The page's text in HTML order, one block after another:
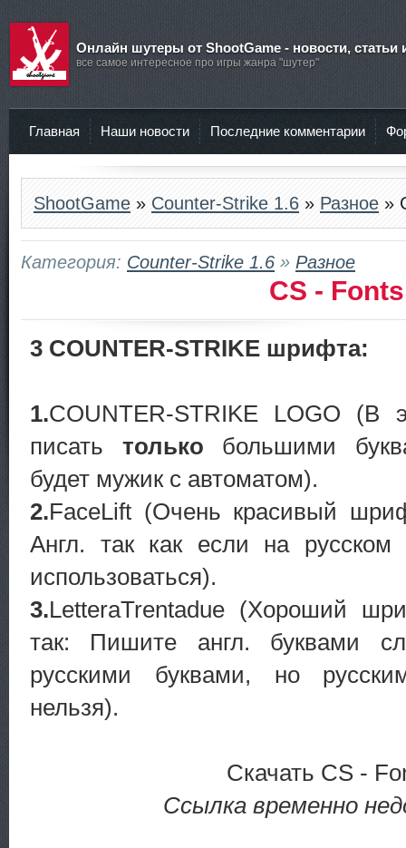
Онлайн шутеры от ShootGame - новости, статьи
все самое интересное про игры жанра "шутер"
Главная Наши новости Последние комментарии
ShootGame » Counter-Strike 1.6 » Разное »
Категория: Counter-Strike 1.6 » Разное
CS - Fonts
3 COUNTER-STRIKE шрифта:
1.COUNTER-STRIKE LOGO (В
писать только большими
будет мужик с автоматом).
2.FaceLift (Очень красивый
Англ. так как если на
использоваться).
3.LetteraTrentadue (Хороший
так: Пишите англ. буквами
русскими буквами, но
нельзя).
Скачать CS -
Ссылка временно